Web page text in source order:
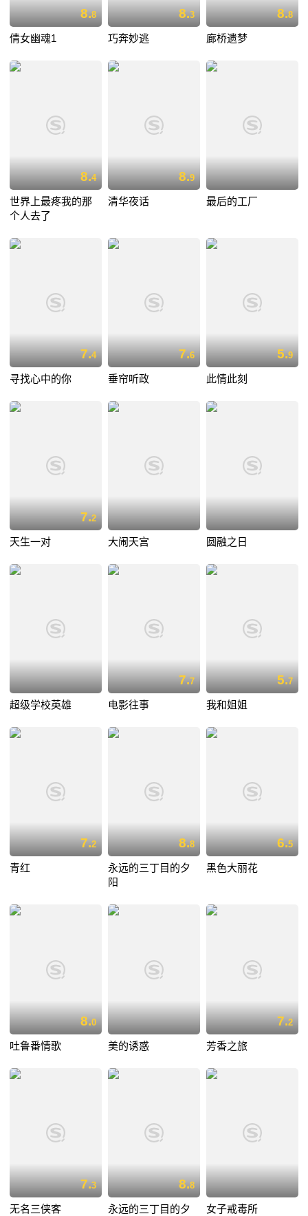
8.8
倩女幽魂1
8.3
巧奔妙逃
8.8
廊桥遗梦
8.4
世界上最疼我的那
个人去了
8.9
清华夜话 最后的工厂
7.4
寻找心中的你
7.6
垂帘听政
5.9
此情此刻
7.2
天生一对 大闹天宫 圆融之日
超级学校英雄
7.7
电影往事
5.7
我和姐姐
7.2
青红
8.8
永远的三丁目的夕
阳
6.5
黑色大丽花
8.0
吐鲁番情歌 美的诱惑
7.2
芳香之旅
7.3
无名三侠客
8.8
永远的三丁目的夕
女子戒毒所